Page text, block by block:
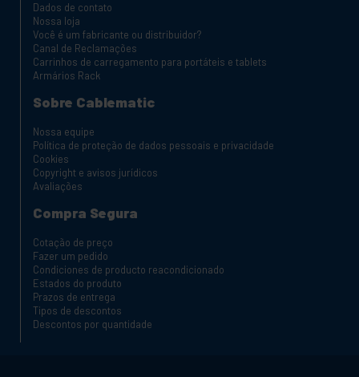
Dados de contato
Nossa loja
Você é um fabricante ou distribuidor?
Canal de Reclamações
Carrinhos de carregamento para portáteis e tablets
Armários Rack
Sobre Cablematic
Nossa equipe
Política de proteção de dados pessoais e privacidade
Cookies
Copyright e avisos jurídicos
Avaliações
Compra Segura
Cotação de preço
Fazer um pedido
Condiciones de producto reacondicionado
Estados do produto
Prazos de entrega
Tipos de descontos
Descontos por quantidade